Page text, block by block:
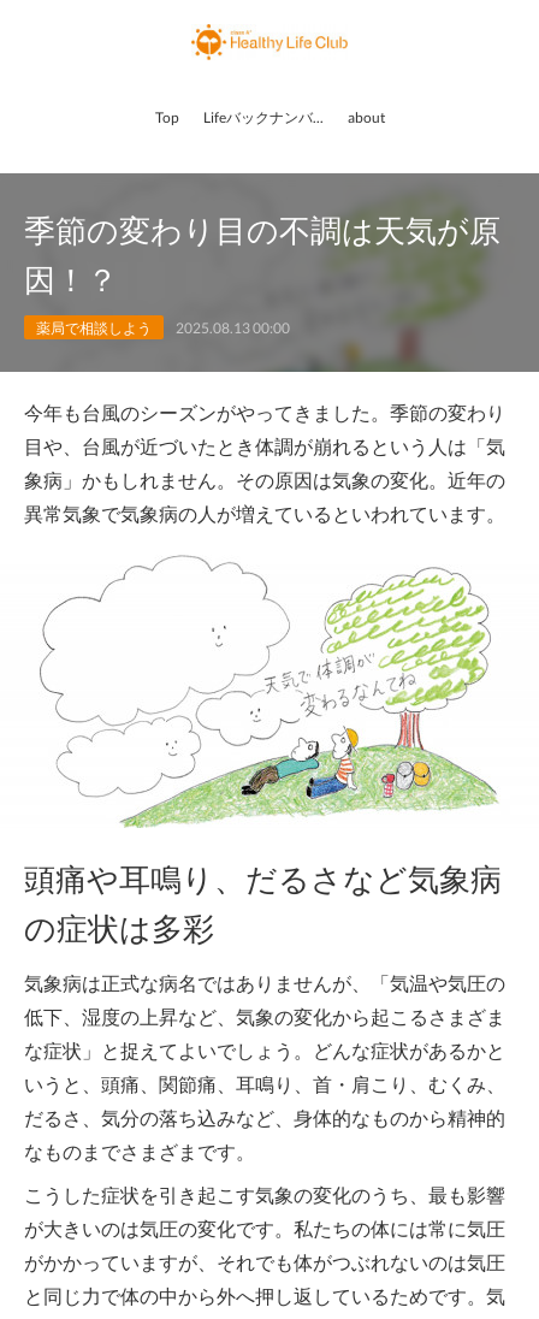
Top Lifeバックナンバー about
季節の変わり目の不調は天気が原
因！？
薬局で相談しよう 2025.08.13 00:00
今年も台風のシーズンがやってきました。季節の変わり
目や、台風が近づいたとき体調が崩れるという人は「気
象病」かもしれません。その原因は気象の変化。近年の
異常気象で気象病の人が増えているといわれています。
頭痛や耳鳴り、だるさなど気象病
の症状は多彩
気象病は正式な病名ではありませんが、「気温や気圧の
低下、湿度の上昇など、気象の変化から起こるさまざま
な症状」と捉えてよいでしょう。どんな症状があるかと
いうと、頭痛、関節痛、耳鳴り、首・肩こり、むくみ、
だるさ、気分の落ち込みなど、身体的なものから精神的
なものまでさまざまです。
こうした症状を引き起こす気象の変化のうち、最も影響
が大きいのは気圧の変化です。私たちの体には常に気圧
がかかっていますが、それでも体がつぶれないのは気圧
と同じ力で体の中から外へ押し返しているためです。気